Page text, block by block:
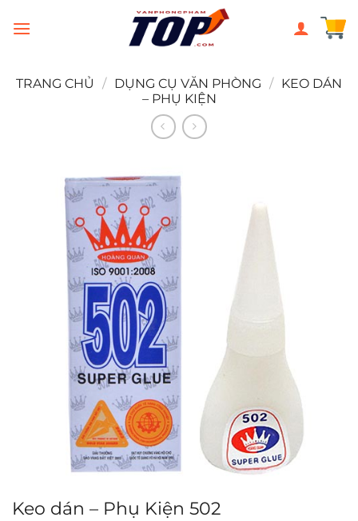
đến
TRANG CHỦ
/ DỤNG CỤ VĂN PHÒNG / KEO DÁN
– PHỤ KIỆN
Keo dán – Phụ Kiện 502